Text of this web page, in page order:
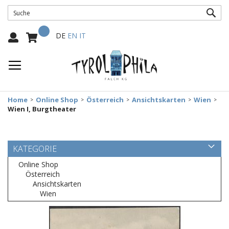
Mein Warenkorb
Select
DE EN IT
Home Online Shop Österreich Ansichtskarten
Wien
Wien I, Burgtheater
KATEGORIE
Online Shop
Österreich
Ansichtskarten
Wien